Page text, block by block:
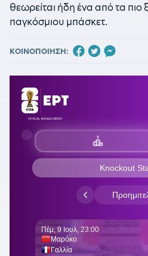
θεωρείται ήδη ένα από τα πιο
παγκόσμιου μπάσκετ.
ΚΟΙΝΟΠΟΙΗΣΗ: